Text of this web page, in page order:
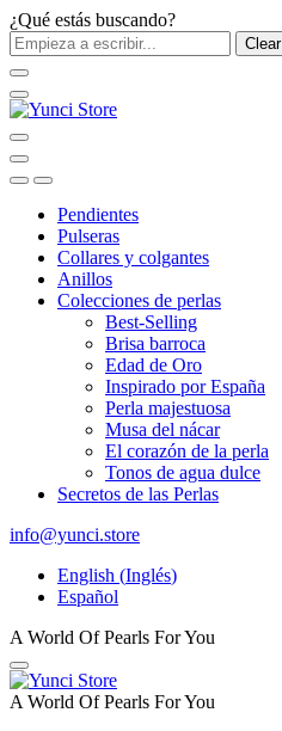
¿Qué estás buscando?
Clear
Pendientes
Pulseras
Collares y colgantes
Anillos
Colecciones de perlas
Best-Selling
Brisa barroca
Edad de Oro
Inspirado por España
Perla majestuosa
Musa del nácar
El corazón de la perla
Tonos de agua dulce
Secretos de las Perlas
info@yunci.store
English (Inglés)
Español
A World Of Pearls For You
A World Of Pearls For You